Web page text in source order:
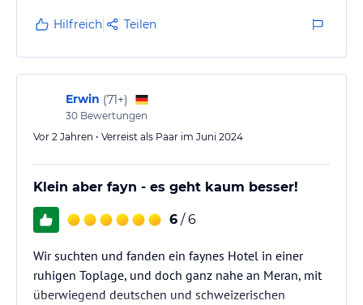
Hilfreich Teilen
Erwin (71+)
30 Bewertungen
Vor 2 Jahren • Verreist als Paar im Juni 2024
Klein aber fayn - es geht kaum besser!
6 / 6
Wir suchten und fanden ein faynes Hotel in einer
ruhigen Toplage, und doch ganz nahe an Meran, mit
überwiegend deutschen und schweizerischen